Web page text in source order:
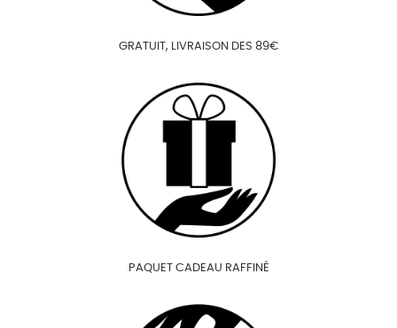
GRATUIT, LIVRAISON DES 89€
PAQUET CADEAU RAFFINÉ